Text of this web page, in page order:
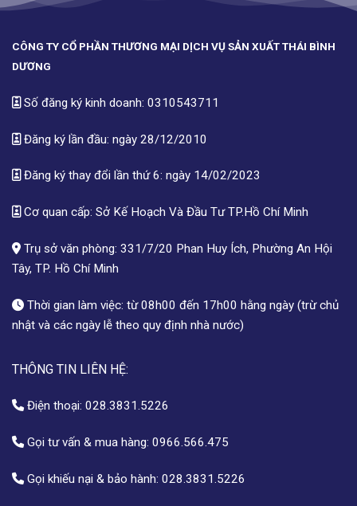
CÔNG TY CỔ PHẦN THƯƠNG MẠI DỊCH VỤ SẢN XUẤT THÁI BÌNH
DƯƠNG
Số đăng ký kinh doanh: 0310543711
Đăng ký lần đầu: ngày 28/12/2010
Đăng ký thay đổi lần thứ 6: ngày 14/02/2023
Cơ quan cấp: Sở Kế Hoạch Và Đầu Tư TP.Hồ Chí Minh
Trụ sở văn phòng: 331/7/20 Phan Huy Ích, Phường An Hội
Tây, TP. Hồ Chí Minh
Thời gian làm việc: từ 08h00 đến 17h00 hằng ngày (trừ chủ
nhật và các ngày lễ theo quy định nhà nước)
THÔNG TIN LIÊN HỆ:
Điện thoại: 028.3831.5226
Gọi tư vấn & mua hàng: 0966.566.475
Gọi khiếu nại & bảo hành: 028.3831.5226